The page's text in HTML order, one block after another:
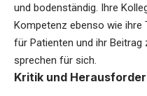
und bodenständig. Ihre
Kompetenz ebenso wie ihre
für Patienten und ihr
sprechen für sich.
Kritik und